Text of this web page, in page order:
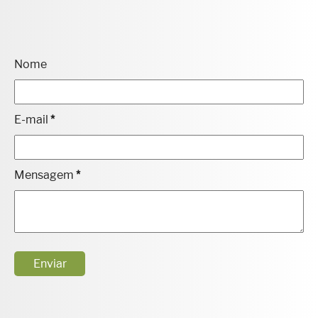
Nome
E-mail *
Mensagem *